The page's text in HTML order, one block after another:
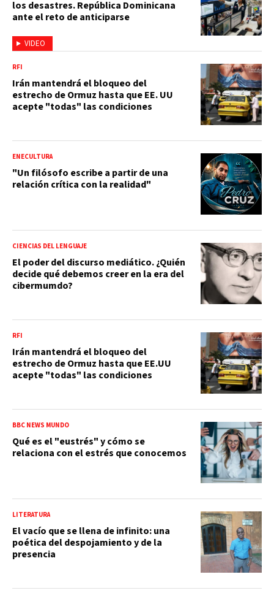
VIDEO
los desastres. República Dominicana
ante el reto de anticiparse
RFI
Irán mantendrá el bloqueo del
estrecho de Ormuz hasta que EE. UU
acepte "todas" las condiciones
ENECULTURA
"Un filósofo escribe a partir de una
relación crítica con la realidad"
CIENCIAS DEL LENGUAJE
El poder del discurso mediático. ¿Quién
decide qué debemos creer en la era del
cibermumdo?
RFI
Irán mantendrá el bloqueo del
estrecho de Ormuz hasta que EE.UU
acepte "todas" las condiciones
BBC NEWS MUNDO
Qué es el "eustrés" y cómo se
relaciona con el estrés que conocemos
LITERATURA
El vacío que se llena de infinito: una
poética del despojamiento y de la
presencia